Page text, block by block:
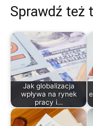
Sprawdź też
Jak globalizacja
wpływa na rynek
pracy i…